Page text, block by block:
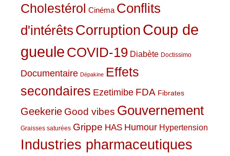
Cholestérol Cinéma Conflits
d'intérêts CorruptionCoup de
gueule COVID-19 Diabète Doctissimo
Documentaire Dépakine Effets
secondaires Ezetimibe FDA Fibrates
Geekerie Good vibes Gouvernement
Graisses saturées Grippe HAS Humour Hypertension
Industries pharmaceutiques